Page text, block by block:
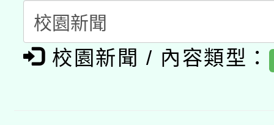
「數位內容與教學軟體
pilot」
有關大陸委員會函釋公
薪期間赴陸應申請許可
轉知經濟部水利署委託
校園新聞 / 內容類型：